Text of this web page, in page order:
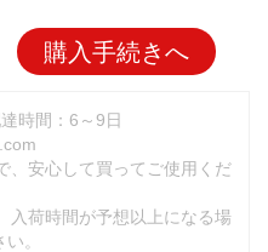
購入手続きへ
時間：6～9日
、安心して買ってご使用くだ
入荷時間が予想以上になる場
。